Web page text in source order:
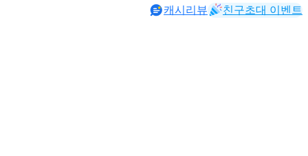
캐시리뷰 친구초대 이벤트